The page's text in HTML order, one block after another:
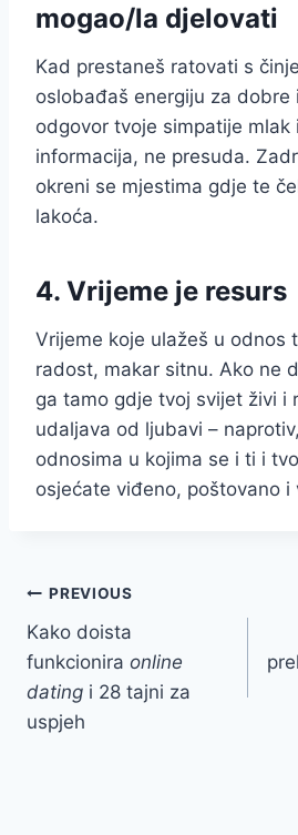
mogao/la djelovati
Kad prestaneš ratovati s
oslobađaš energiju za dobre
odgovor tvoje simpatije mlak
informacija, ne presuda.
okreni se mjestima gdje te
lakoća.
4. Vrijeme je resurs
Vrijeme koje ulažeš u odnos
radost, makar sitnu. Ako ne
ga tamo gdje tvoj svijet živi i
udaljava od ljubavi –
odnosima u kojima se i ti i
osjećate viđeno, poštovano i
Post
navigation
PREVIOUS
Kako doista
funkcionira online
dating i 28 tajni za
uspjeh